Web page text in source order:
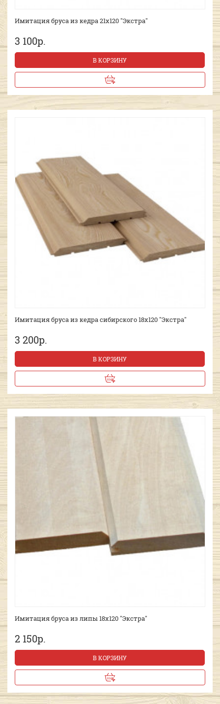
Имитация бруса из кедра 21х120 "Экстра"
3 100р.
В КОРЗИНУ
Имитация бруса из кедра сибирского 18х120 "Экстра"
3 200р.
В КОРЗИНУ
Имитация бруса из липы 18х120 "Экстра"
2 150р.
В КОРЗИНУ